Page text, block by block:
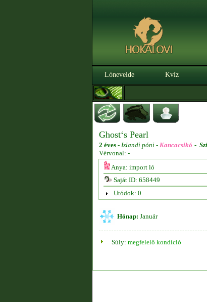
Lónevelde Kvíz
Ghost‘s Pearl
2 éves - Izlandi póni - Kancacsikó -
Vérvonal: -
Anya: import ló
Saját ID: 658449
Utódok: 0
Hónap: Január
Súly: megfelelő kondíció